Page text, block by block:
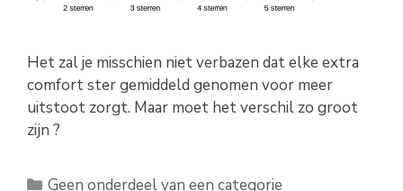
Het zal je misschien niet verbazen dat elke extra
comfort ster gemiddeld genomen voor meer
uitstoot zorgt. Maar moet het verschil zo groot
zijn ?
Categorieën
Geen onderdeel van een categorie